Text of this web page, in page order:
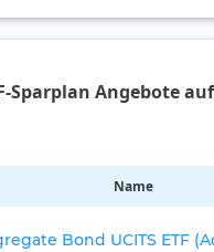
Sparplan Angebote
Name
Bond UCITS ETF